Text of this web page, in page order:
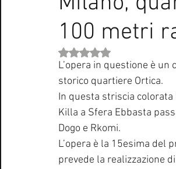
Curiosità Radio Novità RADIO
EUROVISION SONG CONTEST
Consigli
100 metri
Valutazione NaN stelle su 5.
L’opera in questione è
storico quartiere Ortica.
In questa striscia
Killa a Sfera Ebbasta
Dogo e Rkomi.
L’opera è la 15esima del
prevede la realizzazione